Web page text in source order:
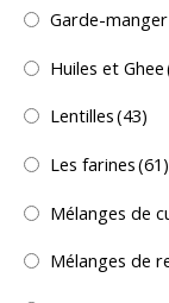
Garde-
Huiles et Ghee
Lentilles(43)
Les farines(61)
Mélanges de
Mélanges de